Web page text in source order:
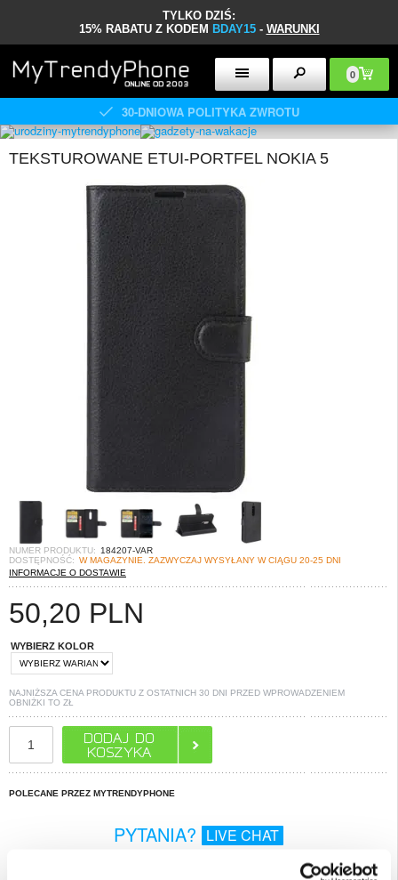
TYLKO DZIŚ:
15% RABATU Z KODEM BDAY15- WARUNKI
0
30-DNIOWA POLITYKA ZWROTU
TEKSTUROWANE ETUI-PORTFEL NOKIA 5
NUMER PRODUKTU:
184207-VAR
DOSTĘPNOŚĆ: W MAGAZYNIE. ZAZWYCZAJ WYSYŁANY W CIĄGU 20-25 DNI
INFORMACJE O DOSTAWIE
50,20 PLN
WYBIERZ KOLOR
NAJNIŻSZA CENA PRODUKTU Z OSTATNICH 30 DNI PRZED WPROWADZENIEM
OBNIŻKI TO ZŁ
POLECANE PRZEZ MYTRENDYPHONE
PYTANIA? LIVE CHAT